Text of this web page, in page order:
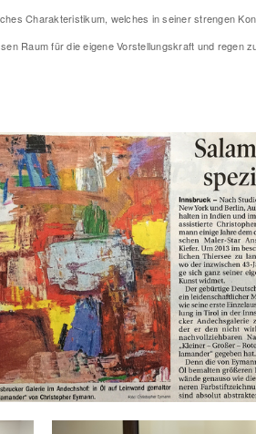
Charakteristikum, welches in seiner strengen
Raum für die eigene Vorstellungskraft und regen